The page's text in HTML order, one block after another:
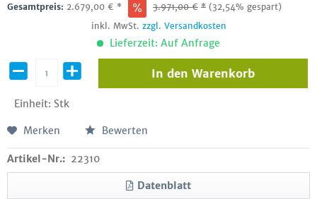
Gesamtpreis: 2.679,00 € * 3.971,00€ * (32,54% gespart)
inkl. MwSt. zzgl. Versandkosten
Lieferzeit: Auf Anfrage
Einheit: Stk
In den Warenkorb
Merken Bewerten
Artikel-Nr.: 22310
Datenblatt